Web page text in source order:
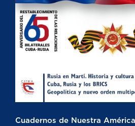
Cuadernos de Nuestra